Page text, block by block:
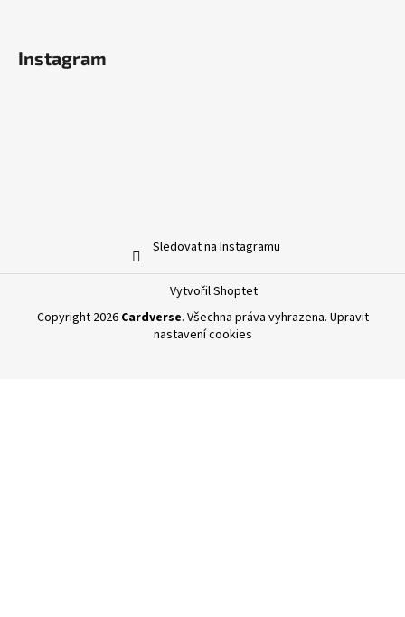
Instagram
Sledovat na Instagramu
Vytvořil Shoptet
Copyright 2026 Cardverse. Všechna práva vyhrazena. Upravit
nastavení cookies